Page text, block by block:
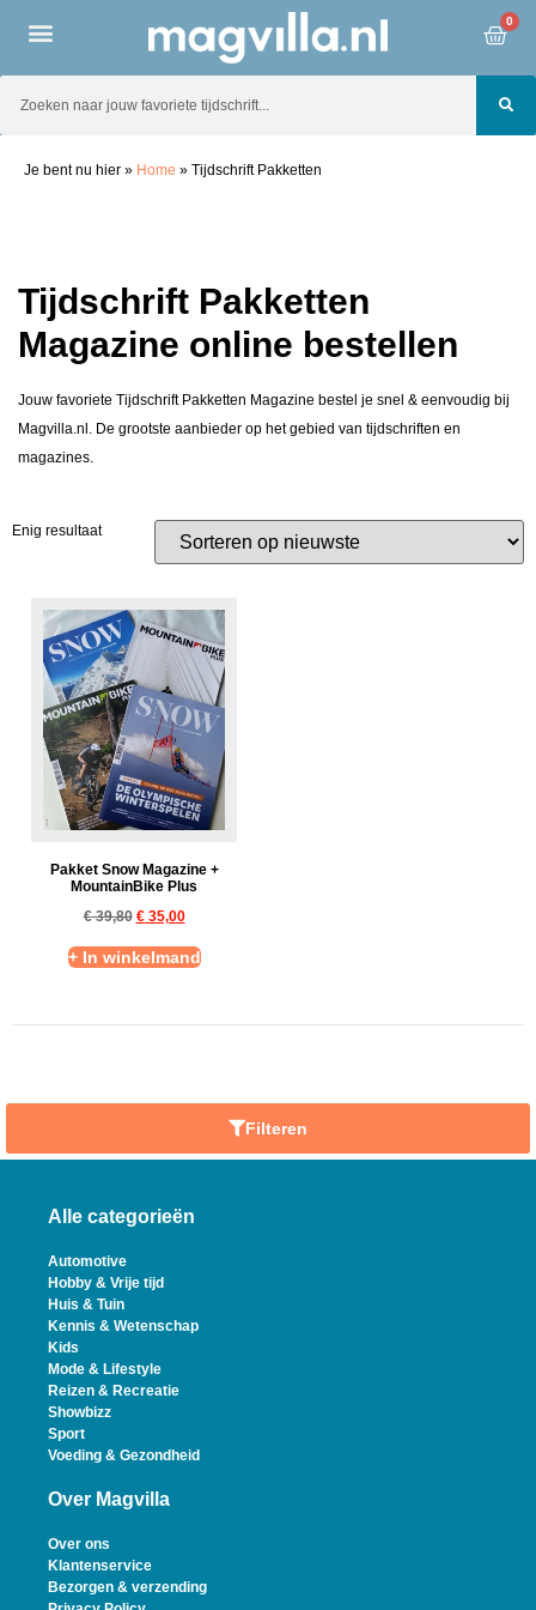
0
Je bent nu hier » Home » Tijdschrift Pakketten
Tijdschrift Pakketten
Magazine online bestellen
Jouw favoriete Tijdschrift Pakketten Magazine bestel je snel & eenvoudig bij
Magvilla.nl. De grootste aanbieder op het gebied van tijdschriften en
magazines.
Enig resultaat
Pakket Snow Magazine +
MountainBike Plus
€39,80 €35,00
+ In winkelmand
Filteren
Alle categorieën
Automotive
Hobby & Vrije tijd
Huis & Tuin
Kennis & Wetenschap
Kids
Mode & Lifestyle
Reizen & Recreatie
Showbizz
Sport
Voeding & Gezondheid
Over Magvilla
Over ons
Klantenservice
Bezorgen & verzending